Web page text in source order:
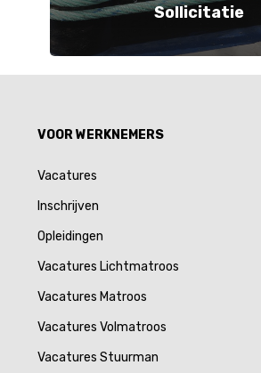
Sollicitatie
VOOR WERKNEMERS
Vacatures
Inschrijven
Opleidingen
Vacatures Lichtmatroos
Vacatures Matroos
Vacatures Volmatroos
Vacatures Stuurman